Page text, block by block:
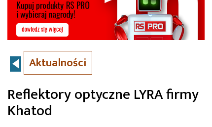
Aktualności
Reflektory optyczne LYRA firmy
Khatod